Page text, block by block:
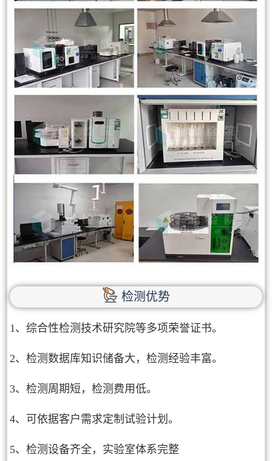
检测优势
1、综合性检测技术研究院等多项荣誉证书。
2、检测数据库知识储备大，检测经验丰富。
3、检测周期短，检测费用低。
4、可依据客户需求定制试验计划。
5、检测设备齐全，实验室体系完整